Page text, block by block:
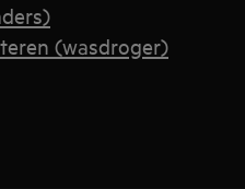
(wasdroger)